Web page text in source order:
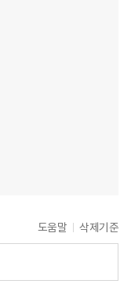
도움말 삭제기준